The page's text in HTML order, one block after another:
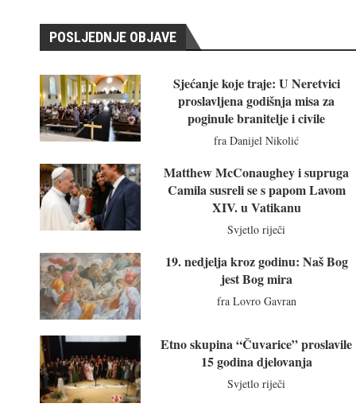
POSLJEDNJE OBJAVE
Sjećanje koje traje: U Neretvici
proslavljena godišnja misa za
poginule branitelje i civile
fra Danijel Nikolić
Matthew McConaughey i supruga
Camila susreli se s papom Lavom
XIV. u Vatikanu
Svjetlo riječi
19. nedjelja kroz godinu: Naš Bog
jest Bog mira
fra Lovro Gavran
Etno skupina “Čuvarice” proslavile
15 godina djelovanja
Svjetlo riječi